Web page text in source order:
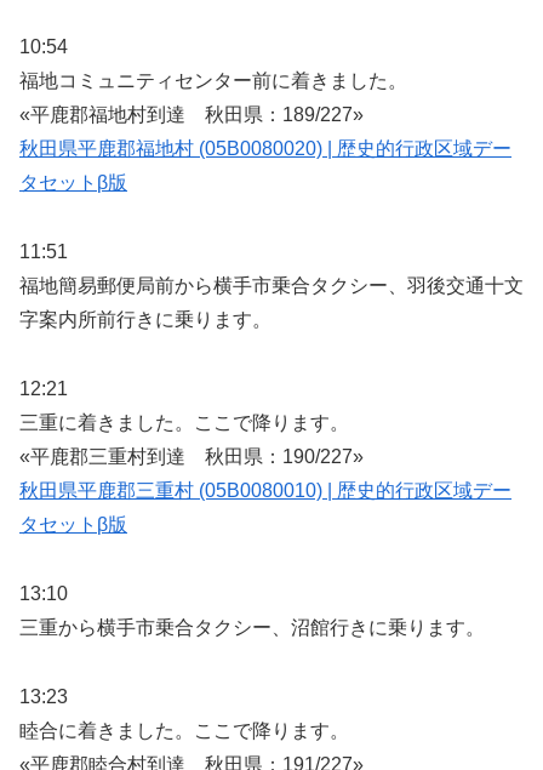
10:54
福地コミュニティセンター前に着きました。
«平鹿郡福地村到達 秋田県：189/227»
秋田県平鹿郡福地村 (05B0080020) | 歴史的行政区域デー
タセットβ版
11:51
福地簡易郵便局前から横手市乗合タクシー、羽後交通十文
字案内所前行きに乗ります。
12:21
三重に着きました。ここで降ります。
«平鹿郡三重村到達 秋田県：190/227»
秋田県平鹿郡三重村 (05B0080010) | 歴史的行政区域デー
タセットβ版
13:10
三重から横手市乗合タクシー、沼館行きに乗ります。
13:23
睦合に着きました。ここで降ります。
«平鹿郡睦合村到達 秋田県：191/227»